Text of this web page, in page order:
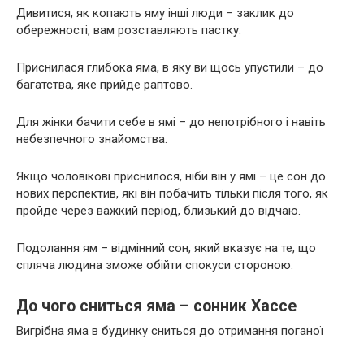
Дивитися, як копають яму інші люди – заклик до
обережності, вам розставляють пастку.
Приснилася глибока яма, в яку ви щось упустили – до
багатства, яке прийде раптово.
Для жінки бачити себе в ямі – до непотрібного і навіть
небезпечного знайомства.
Якщо чоловікові приснилося, ніби він у ямі – це сон до
нових перспектив, які він побачить тільки після того, як
пройде через важкий період, близький до відчаю.
Подолання ям – відмінний сон, який вказує на те, що
спляча людина зможе обійти спокуси стороною.
До чого сниться яма – сонник Хассе
Вигрібна яма в будинку сниться до отримання поганої